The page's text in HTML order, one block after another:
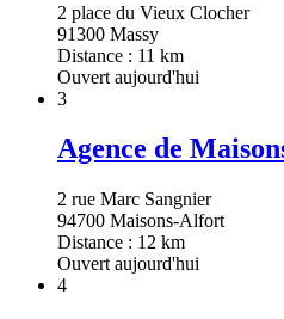
2 place du Vieux Clocher
91300 Massy
Distance : 11 km
Ouvert aujourd'hui
3
Agence de
2 rue Marc Sangnier
94700 Maisons-Alfort
Distance : 12 km
Ouvert aujourd'hui
4